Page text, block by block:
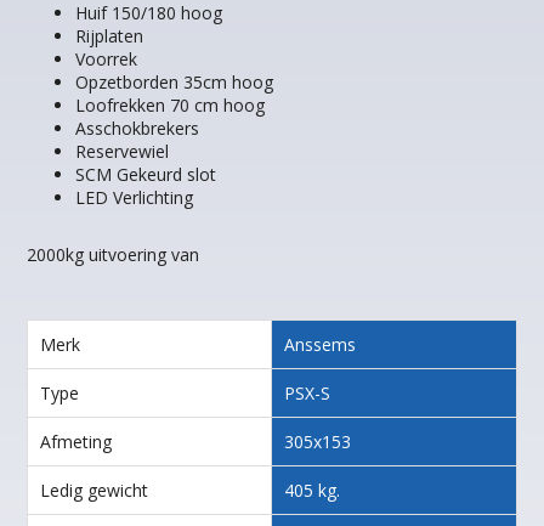
Huif 150/180 hoog
Rijplaten
Voorrek
Opzetborden 35cm hoog
Loofrekken 70 cm hoog
Asschokbrekers
Reservewiel
SCM Gekeurd slot
LED Verlichting
2000kg uitvoering van
Merk Anssems
Type PSX-S
Afmeting 305x153
Ledig gewicht 405 kg.